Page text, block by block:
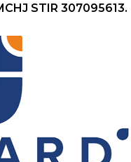
STIR 307095613.